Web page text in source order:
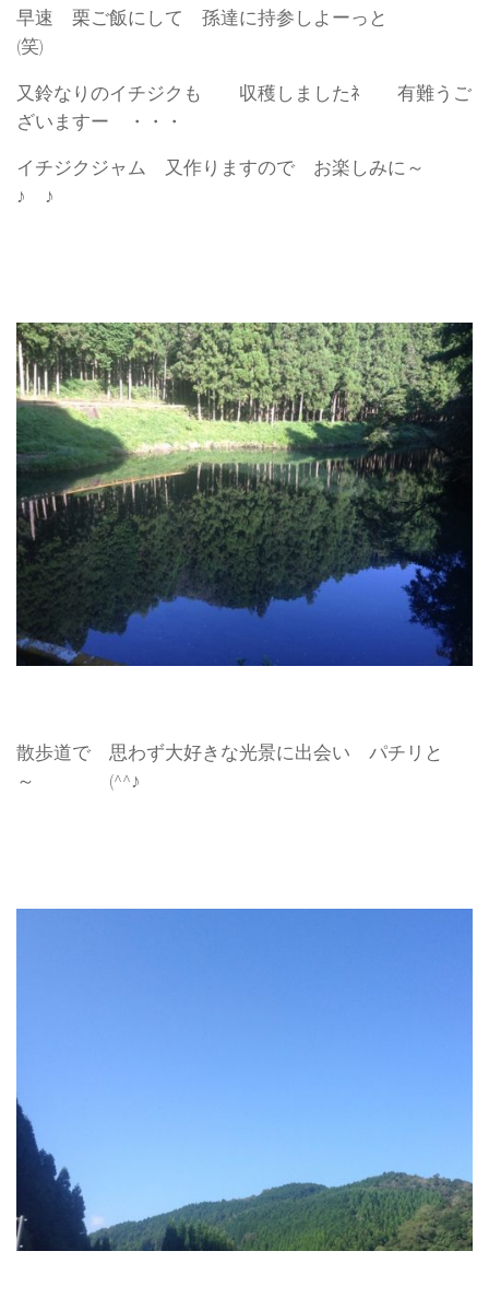
早速 栗ご飯にして 孫達に持参しよーっと
(笑)
又鈴なりのイチジクも 収穫しましたﾈ 有難うご
ざいますー ・・・
イチジクジャム 又作りますので お楽しみに～
♪ ♪
散歩道で 思わず大好きな光景に出会い パチリと
～ (^^♪